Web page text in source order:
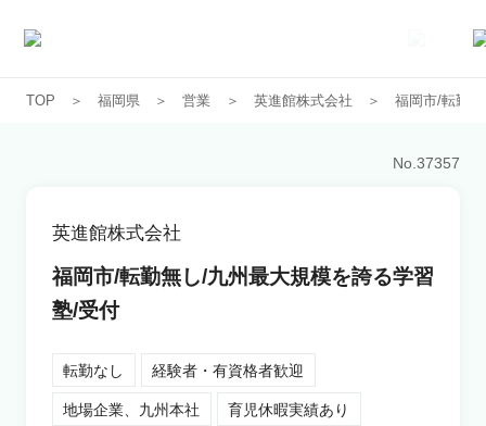
求人一覧
初めての方へ
TOP 福岡県 営業 英進館株式会社 福岡市/転勤
No.37357
英進館株式会社
福岡市/転勤無し/九州最大規模を誇る学習
塾/受付
転勤なし 経験者・有資格者歓迎
地場企業、九州本社 育児休暇実績あり